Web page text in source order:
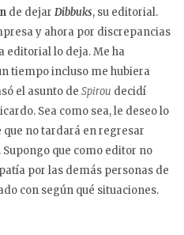
de dejar Dibbuks, su editorial.
y ahora por discrepancias
editorial lo deja. Me ha
tiempo incluso me hubiera
el asunto de Spirou decidí
Sea como sea, le deseo lo
que no tardará en regresar
que como editor no
por las demás personas de
con según qué situaciones.